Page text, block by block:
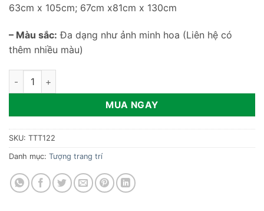
63cm x 105cm; 67cm x81cm x 130cm
– Màu sắc: Đa dạng như ảnh minh hoa (Liên hệ có
thêm nhiều màu)
Mô hình Kaws trang trí trung tâm mua sắm TTT122 số lượng
MUA NGAY
SKU: TTT122
Danh mục: Tượng trang trí